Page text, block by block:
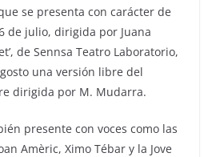
se presenta con carácter de
de julio, dirigida por Juana
de Sennsa Teatro Laboratorio,
una versión libre del
dirigida por M. Mudarra.
presente con voces como las
Amèric, Ximo Tébar y la Jove